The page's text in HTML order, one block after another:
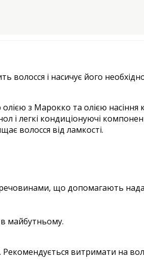
волосся і насичує його
з Марокко та олією насіння
і легкі кондиціонуючі
волосся від ламкості.
речовинами, що допомагають
майбутньому.
Рекомендується витримати на